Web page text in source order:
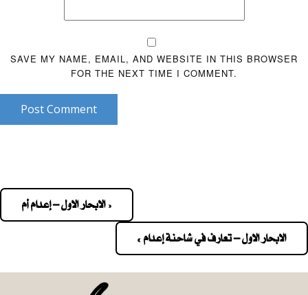
SAVE MY NAME, EMAIL, AND WEBSITE IN THIS BROWSER
FOR THE NEXT TIME I COMMENT.
Post Comment
navigation
« الابحار الاول – إعدام أم
الابحار الاول – تعارف في شاحنة إعدام »